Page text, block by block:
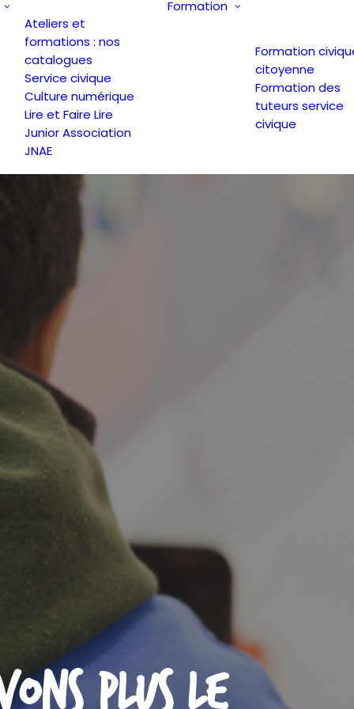
Ateliers et
formations : nos
catalogues
Service civique
Culture numérique
Lire et Faire Lire
Junior Association
JNAE
Formation
Formation
citoyenne
Formation des
tuteurs service
civique
plus le